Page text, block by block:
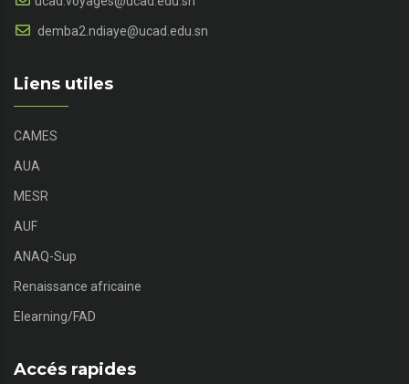
demba2.ndiaye@ucad.edu.sn
Liens utiles
CAMES
AUA
MESR
AUF
ANAQ-Sup
Renaissance africaine
Elearning/FAD
Accés rapides